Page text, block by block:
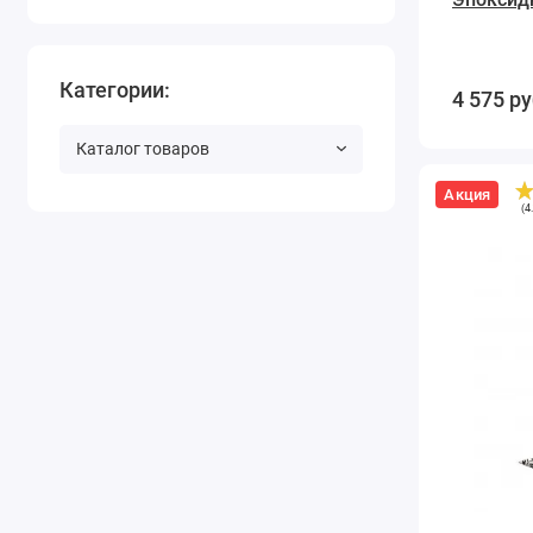
Категории:
Каталог товаров
4 575
Клей
Акция
(